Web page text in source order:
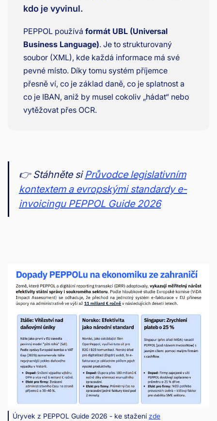
kdo je vyvinul.
PEPPOL používá formát UBL (Universal
Business Language). Je to strukturovaný
soubor (XML), kde každá informace má své
pevné místo. Díky tomu systém příjemce
přesně ví, co je základ daně, co je splatnost a
co je IBAN, aniž by musel cokoliv „hádat“ nebo
vytěžovat přes OCR.
👉 Stáhněte siPrůvodce legislativním
kontextem a evropskými standardy e-
invoicingu PEPPOL Guide 2026
Úryvek z PEPPOL Guide 2026 - ke stažení zde